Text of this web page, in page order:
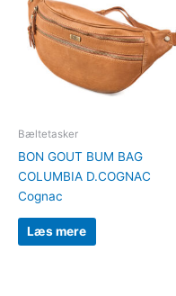
Bæltetasker
BON GOUT BUM BAG
COLUMBIA D.COGNAC
Cognac
Læs mere